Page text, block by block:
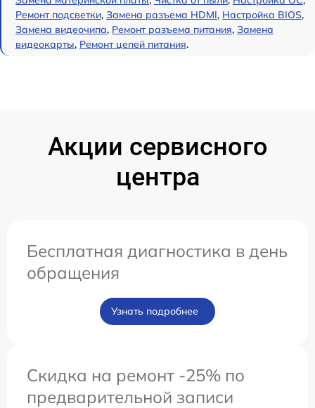
Ремонт подсветки, Замена разъема HDMI, Настройка BIOS,
Замена видеочипа, Ремонт разъема питания, Замена
видеокарты, Ремонт цепей питания.
Акции сервисного
центра
Бесплатная диагностика в день
обращения
Узнать подробнее
Скидка на ремонт -25% по
предварительной записи